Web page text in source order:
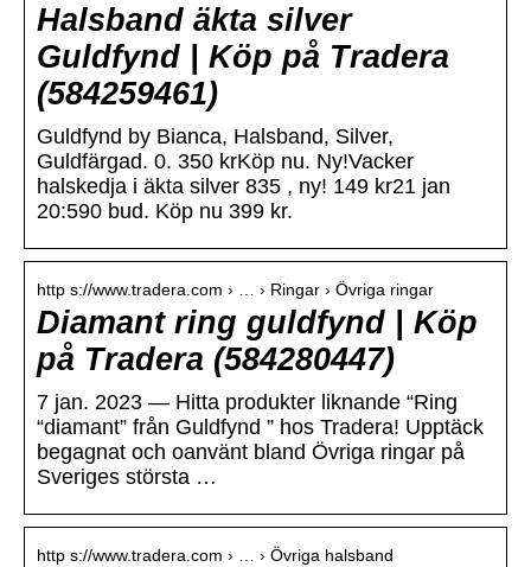
Halsband äkta silver
Guldfynd | Köp på Tradera
(584259461)
Guldfynd by Bianca, Halsband, Silver,
Guldfärgad. 0. 350 krKöp nu. Ny!Vacker
halskedja i äkta silver 835 , ny! 149 kr21 jan
20:590 bud. Köp nu 399 kr.
http s://www.tradera.com › … › Ringar › Övriga ringar
Diamant ring guldfynd | Köp
på Tradera (584280447)
7 jan. 2023 — Hitta produkter liknande “Ring
“diamant” från Guldfynd ” hos Tradera! Upptäck
begagnat och oanvänt bland Övriga ringar på
Sveriges största …
http s://www.tradera.com › … › Övriga halsband